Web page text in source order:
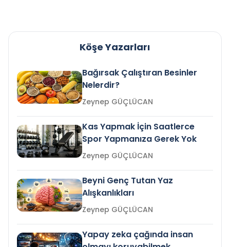
Köşe Yazarları
Bağırsak Çalıştıran Besinler
Nelerdir?
Zeynep GÜÇLÜCAN
Kas Yapmak İçin Saatlerce
Spor Yapmanıza Gerek Yok
Zeynep GÜÇLÜCAN
Beyni Genç Tutan Yaz
Alışkanlıkları
Zeynep GÜÇLÜCAN
Yapay zeka çağında insan